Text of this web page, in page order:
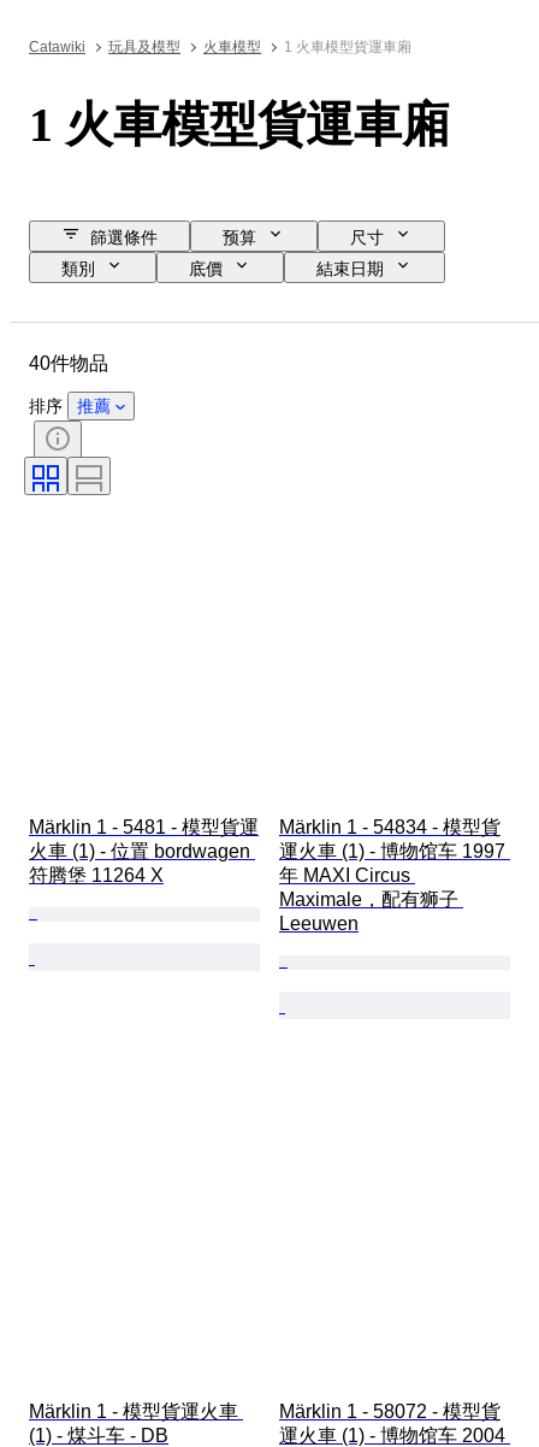
Catawiki 玩具及模型 火車模型 1 火車模型貨運車廂
1 火車模型貨運車廂
篩選條件 预算
尺寸
類別
底價
結束日期
電源
40件物品
排序 推薦
Märklin 1 - 5481 - 模型貨運
火車 (1) - 位置 bordwagen
符腾堡 11264 X
Märklin 1 - 54834 - 模型貨
運火車 (1) - 博物馆车 1997
年 MAXI Circus
Maximale，配有狮子
Leeuwen
Märklin 1 - 模型貨運火車
(1) - 煤斗车 - DB
Märklin 1 - 58072 - 模型貨
運火車 (1) - 博物馆车 2004